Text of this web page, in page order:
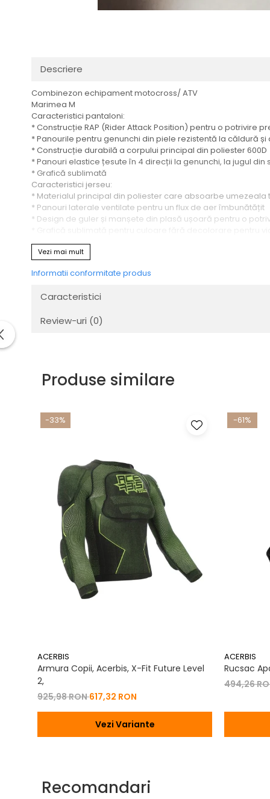
Descriere
Combinezon echipament motocross/ ATV
Marimea M
Caracteristici pantaloni:
* Construcție RAP (Rider Attack Position) pentru o potrivire
* Panourile pentru genunchi din piele rezistentă la căldură
* Construcție durabilă a corpului principal din poliester 600D
* Panouri elastice țesute în 4 direcții la genunchi, la jugul
* Grafică sublimată
Caracteristici jerseu:
* Materialul principal din poliester care absoarbe umezeala
* Panouri laterale ventilate pentru un flux de aer îmbunătățit
* Design de guler și manșete din plasă ușoară pentru o
* Manșetele ușoare asigură o potrivire precisă, fără a fi
* Coada drop la tivul din spate ține tricoul ascuns în
Vezi mai mult
Informatii conformitate produs
Caracteristici
Review-uri (0)
Produse similare
-33%
ACERBIS
Armura Copii, Acerbis, X-Fit Future Level
2,
925,98 RON617,32 RON
Vezi Variante
-61%
ACERBIS
Rucsac
494,26
Recomandari